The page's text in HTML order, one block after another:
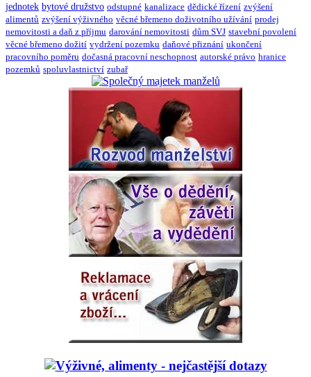
jednotek bytové družstvo odstupné kanalizace dědické řízení zvýšení
alimentů zvýšení výživného věcné břemeno doživotního užívání prodej
nemovitosti a daň z příjmu darování nemovitosti dům SVJ stavební povolení
věcné břemeno dožití vydržení pozemku daňové přiznání ukončení
pracovního poměru dočasná pracovní neschopnost autorské právo hranice
pozemků spoluvlastnictví zubař